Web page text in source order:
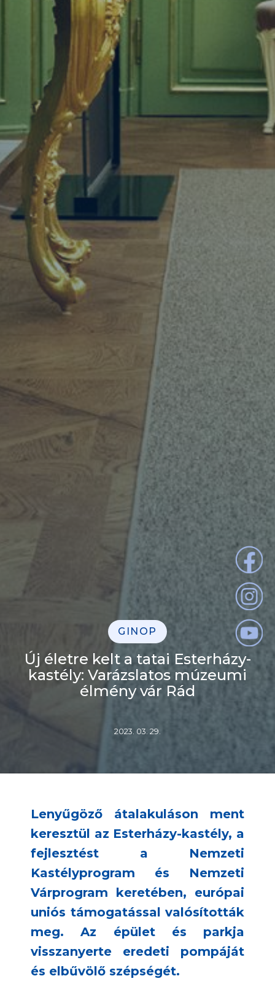
GINOP
Új életre kelt a tatai Esterházy-
kastély: Varázslatos múzeumi
élmény vár Rád
2023. 03. 29.
Lenyűgöző átalakuláson ment
keresztül az Esterházy-kastély, a
fejlesztést a Nemzeti
Kastélyprogram és Nemzeti
Várprogram keretében, európai
uniós támogatással valósították
meg. Az épület és parkja
visszanyerte eredeti pompáját
és elbűvölő szépségét.